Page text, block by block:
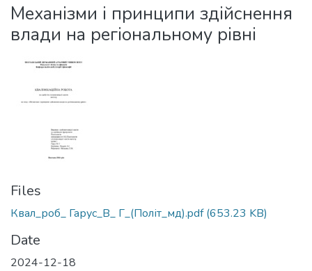
Statistics
Механізми і принципи здійснення
влади на регіональному рівні
Files
Квал_роб_ Гарус_В_ Г_(Політ_мд).pdf(653.23 KB)
Date
2024-12-18